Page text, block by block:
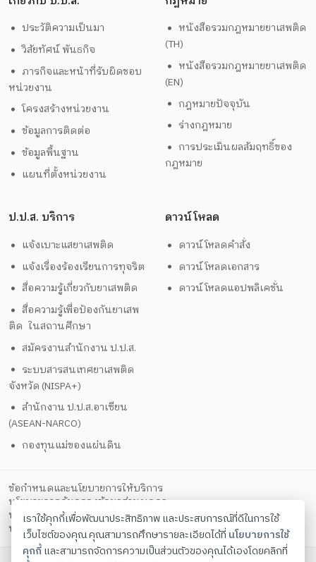
ประวัติความเป็นมา
วิสัยทัศน์ พันธกิจ
ภารกิจและหน้าที่รับผิดชอบ
หน่วยงาน
โครงสร้างหน่วยงาน
ข้อมูลการติดต่อ
ข้อมูลพื้นฐาน
แผนที่ตั้งหน่วยงาน
หนังสือรวมกฎหมายยาเสพติด
(TH)
หนังสือรวมกฎหมายยาเสพติด
(EN)
กฎหมายปัจจุบัน
ร่างกฎหมาย
การประเมินผลสัมฤทธิ์ของ
กฎหมาย
ป.ป.ส. บริการ
แจ้งเบาะแสยาเสพติด
แจ้งเรื่องร้องเรียนการทุจริต
สื่อความรู้เกี่ยวกับยาเสพติด
สื่อความรู้เพื่อป้องกันยาเสพ
ติด ในสถานศึกษา
สมัครงานสำนักงาน ป.ป.ส.
ระบบสารสนเทศยาเสพติด
จังหวัด (NISPA+)
สำนักงาน ป.ป.ส.อาเซียน
(ASEAN-NARCO)
กองทุนแม่ของแผ่นดิน
ดาวน์โหลด
ดาวน์โหลดคำสั่ง
ดาวน์โหลดเอกสาร
ดาวน์โหลดแอปพลิเคชั่น
ข้อกำหนดและนโยบายการให้บริการ
นโยบายการคุ้มครองข้อมูลส่วนบุคคล
นโยบายการรักษาความมั่นคงปลอดภัยด้วยเทคโนโลยีสารสนเทศ
นโยบายคุกกี้
ตั้งค่าคุกกี้
เราใช้คุกกี้เพื่อพัฒนาประสิทธิภาพ และประสบการณ์ที่ดีในการใช้
เว็บไซต์ของคุณ คุณสามารถศึกษารายละเอียดได้ที่ นโยบายการใช้
คุกกี้และสามารถจัดการความเป็นส่วนตัวของคุณได้เองโดยคลิกที่